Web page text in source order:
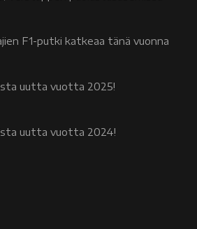
F1-putki katkeaa tänä vuonna
uutta vuotta 2025!
uutta vuotta 2024!